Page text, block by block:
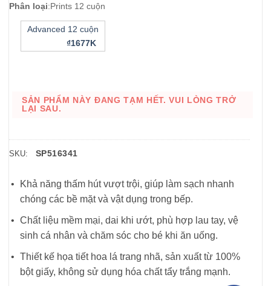
Phân loại:Prints 12 cuộn
Advanced 12 cuộn
₫1677K
SẢN PHẨM NÀY ĐANG TẠM HẾT. VUI LÒNG TRỞ
LẠI SAU.
SKU: SP516341
Khả năng thấm hút vượt trội, giúp làm sạch nhanh
chóng các bề mặt và vật dụng trong bếp.
Chất liệu mềm mại, dai khi ướt, phù hợp lau tay, vệ
sinh cá nhân và chăm sóc cho bé khi ăn uống.
Thiết kế họa tiết hoa lá trang nhã, sản xuất từ 100%
bột giấy, không sử dụng hóa chất tẩy trắng mạnh.